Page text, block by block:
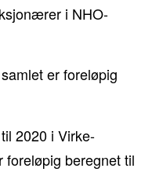
i NHO-
er foreløpig
2020 i Virke-
foreløpig beregnet til